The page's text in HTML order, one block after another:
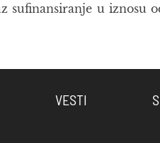
u iznosu
VESTI